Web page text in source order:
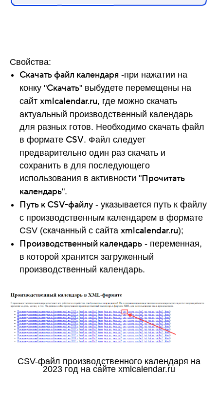
Свойства:
Скачать файл календаря -при нажатии на
конку "Скачать" выбудете перемещены на
сайт xmlcalendar.ru, где можно скачать
актуальный производственный календарь
для разных готов. Необходимо скачать файл
в формате CSV. Файл следует
предварительно один раз скачать и
сохранить в для последующего
использования в активности "Прочитать
календарь".
Путь к CSV-файлу - указывается путь к файлу
с производственным календарем в формате
CSV (скачанный с сайта xmlcalendar.ru);
Производственный календарь - переменная,
в которой хранится загруженный
производственный календарь.
CSV-файл производственного календаря на
2023 год на сайте xmlcalendar.ru